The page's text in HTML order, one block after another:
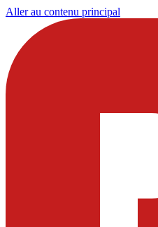
Aller au contenu principal